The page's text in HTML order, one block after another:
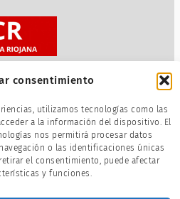
consentimiento
utilizamos tecnologías como las
a la información del dispositivo. El
nos permitirá procesar datos
o las identificaciones únicas
el consentimiento, puede afectar
y funciones.
privacidad
servicio
cookies